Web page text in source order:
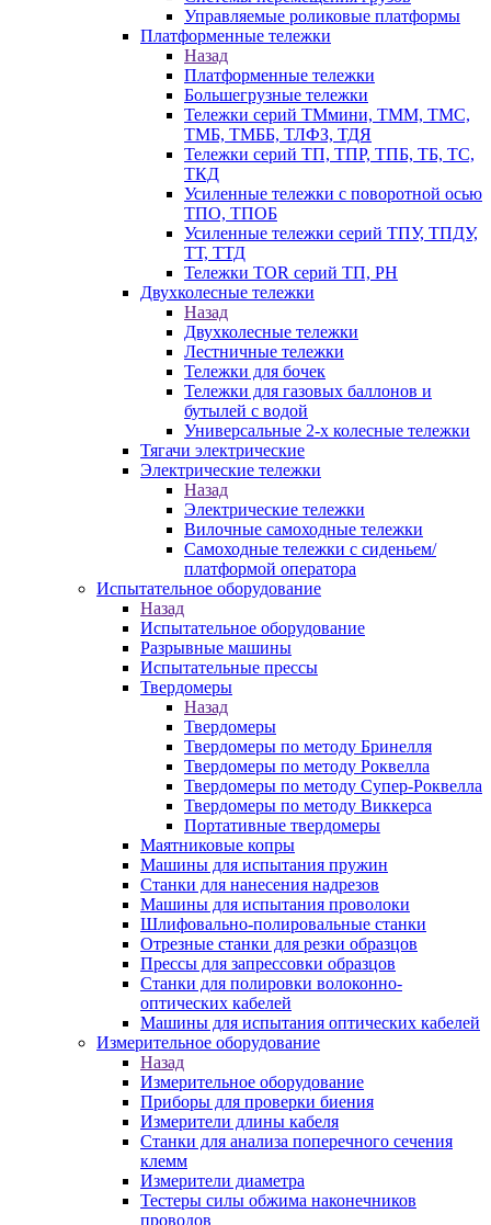
Управляемые роликовые платформы
Платформенные тележки
Назад
Платформенные тележки
Большегрузные тележки
Тележки серий ТМмини, ТММ, ТМС,
ТМБ, ТМББ, ТЛФЗ, ТДЯ
Тележки серий ТП, ТПР, ТПБ, ТБ, ТС,
ТКД
Усиленные тележки с поворотной осью
ТПО, ТПОБ
Усиленные тележки серий ТПУ, ТПДУ,
ТТ, ТТД
Тележки TOR серий ТП, PH
Двухколесные тележки
Назад
Двухколесные тележки
Лестничные тележки
Тележки для бочек
Тележки для газовых баллонов и
бутылей с водой
Универсальные 2-х колесные тележки
Тягачи электрические
Электрические тележки
Назад
Электрические тележки
Вилочные самоходные тележки
Самоходные тележки с сиденьем/
платформой оператора
Испытательное оборудование
Назад
Испытательное оборудование
Разрывные машины
Испытательные прессы
Твердомеры
Назад
Твердомеры
Твердомеры по методу Бринелля
Твердомеры по методу Роквелла
Твердомеры по методу Супер-Роквелла
Твердомеры по методу Виккерса
Портативные твердомеры
Маятниковые копры
Машины для испытания пружин
Станки для нанесения надрезов
Машины для испытания проволоки
Шлифовально-полировальные станки
Отрезные станки для резки образцов
Прессы для запрессовки образцов
Станки для полировки волоконно-
оптических кабелей
Машины для испытания оптических кабелей
Измерительное оборудование
Назад
Измерительное оборудование
Приборы для проверки биения
Измерители длины кабеля
Станки для анализа поперечного сечения
клемм
Измерители диаметра
Тестеры силы обжима наконечников
проводов